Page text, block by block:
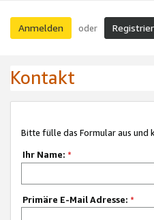
Anmelden oder
Kontakt
Bitte fülle das Formular aus und
Ihr Name: *
Primäre E-Mail Adresse: *